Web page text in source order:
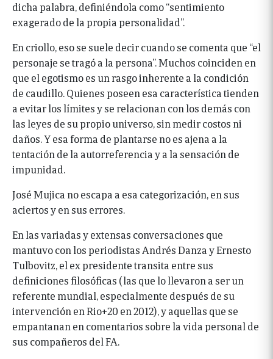
dicha palabra, definiéndola como “sentimiento
exagerado de la propia personalidad”.
En criollo, eso se suele decir cuando se comenta que “el
personaje se tragó a la persona”. Muchos coinciden en
que el egotismo es un rasgo inherente a la condición
de caudillo. Quienes poseen esa característica tienden
a evitar los límites y se relacionan con los demás con
las leyes de su propio universo, sin medir costos ni
daños. Y esa forma de plantarse no es ajena a la
tentación de la autorreferencia y a la sensación de
impunidad.
José Mujica no escapa a esa categorización, en sus
aciertos y en sus errores.
En las variadas y extensas conversaciones que
mantuvo con los periodistas Andrés Danza y Ernesto
Tulbovitz, el ex presidente transita entre sus
definiciones filosóficas (las que lo llevaron a ser un
referente mundial, especialmente después de su
intervención en Rio+20 en 2012), y aquellas que se
empantanan en comentarios sobre la vida personal de
sus compañeros del FA.